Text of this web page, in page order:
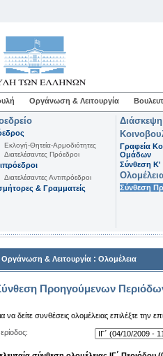
Οργάνωση & Λειτουργία
Εκλογή-Θητεία-Αρμοδιότητες
Διατελέσαντες Πρόεδροι
Διατελέσαντες Αντιπρόεδροι
& Γραμματείς
Γραφεία
Ομάδων
Σύνθεση K'
Σύνθεση
Οργάνωση & Λειτουργία : Ολομέλεια
Προηγούμενων
να δείτε συνθέσεις ολομέλειας επιλέξτε την